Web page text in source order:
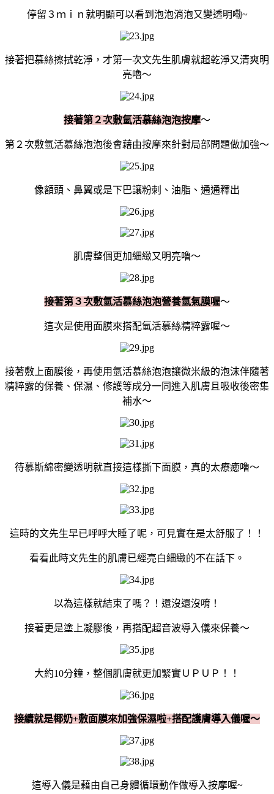
停留３ｍｉｎ就明顯可以看到泡泡消泡又變透明嘞~
接著把慕絲擦拭乾淨，才第一次文先生肌膚就超乾淨又清爽明
亮嚕～
接著第２次敷氫活慕絲泡泡按摩～
第２次敷氫活慕絲泡泡後會藉由按摩來針對局部問題做加強～
像額頭、鼻翼或是下巴讓粉刺、油脂、通通釋出
肌膚整個更加細緻又明亮嚕～
接著第３次敷氫活慕絲泡泡營養氫氣膜喔～
這次是使用面膜來搭配氫活慕絲精粹露喔～
接著敷上面膜後，再使用氫活慕絲泡泡讓微米級的泡沫伴隨著
精粹露的保養、保濕、修護等成分一同進入肌膚且吸收後密集
補水～
待慕斯綿密變透明就直接這樣撕下面膜，真的太療癒嚕～
這時的文先生早已呼呼大睡了呢，可見實在是太舒服了！！
看看此時文先生的肌膚已經亮白細緻的不在話下。
以為這樣就結束了嗎？！還沒還沒唷！
接著更是塗上凝膠後，再搭配超音波導入儀來保養～
大約10分鐘，整個肌膚就更加緊實ＵＰＵＰ！！
接續就是椰奶+敷面膜來加強保濕啦+搭配護膚導入儀喔～
這導入儀是藉由自己身體循環動作做導入按摩喔~